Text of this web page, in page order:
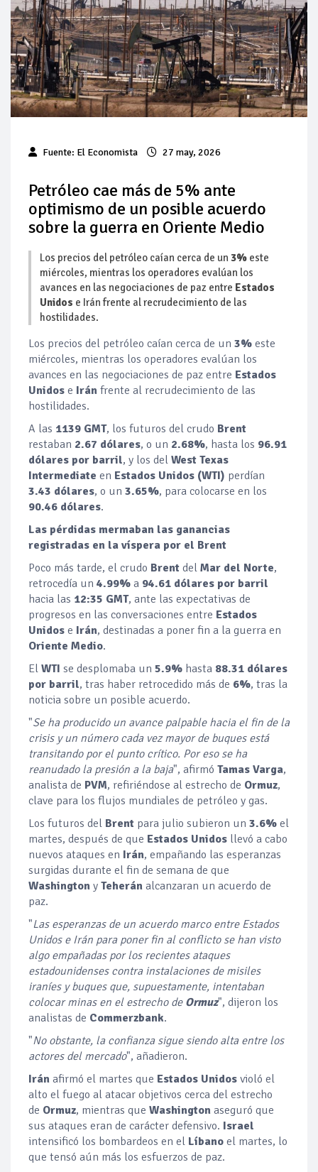
Pierde Pemex 71 millones de pesos al día por
"procesadoras" ilegales
Pacto dispara 83% ventas diésel Pemex
Incertidumbre regulatoria pone a prueba las inversiones de
las Estaciones de Servicio familiares
espera estabilización del mercado
Baja 5% más el precio internacional del crudo por posible
acuerdo de paz
Petróleo continúa su descenso en el mercado internacional
Fuente: El Economista 27 may, 2026
Petróleo cae más de 5% ante
optimismo de un posible acuerdo
sobre la guerra en Oriente Medio
Los precios del petróleo caían cerca de un 3% este
miércoles, mientras los operadores evalúan los
avances en las negociaciones de paz entre Estados
Unidos e Irán frente al recrudecimiento ‌de las
hostilidades.
Los precios del petróleo caían cerca de un 3% este
miércoles, mientras los operadores evalúan los
avances en las negociaciones de paz entre Estados
Unidos e Irán frente al recrudecimiento de las
hostilidades.
A las 1139 GMT, los futuros del crudo Brent
restaban 2.67 dólares, o un 2.68%, hasta los 96.91
dólares por barril, y los del West Texas
Intermediate en Estados Unidos (WTI) perdían
3.43 dólares, o un 3.65%, para colocarse en los
90.46 dólares.
Las pérdidas mermaban las ganancias
registradas en la víspera por el Brent
Poco más tarde, el crudo Brent del Mar del Norte,
retrocedía un 4.99% a 94.61 dólares por barril
hacia las 12:35 GMT, ante las expectativas de
progresos en las conversaciones entre Estados
Unidos e Irán, destinadas a poner fin a la guerra en
Oriente Medio.
El WTI se desplomaba un 5.9% hasta 88.31 dólares
por barril, tras haber retrocedido más de 6%, tras la
noticia sobre un posible acuerdo.
"Se ha producido un avance palpable hacia el fin de la
crisis y un número cada vez mayor de buques está
transitando por el punto crítico. Por eso se ha
reanudado la presión a la baja", afirmó Tamas Varga,
analista de PVM, refiriéndose al estrecho de Ormuz,
clave para los flujos mundiales de petróleo y gas.
Los futuros del Brent para julio subieron un 3.6% el
martes, después de que Estados Unidos llevó a cabo
nuevos ataques en Irán, empañando las esperanzas
surgidas durante el fin de semana de que
Washington y Teherán alcanzaran un acuerdo de
paz.
"Las esperanzas de un acuerdo marco entre Estados
Unidos e Irán para poner fin al conflicto se han visto
algo empañadas por los recientes ataques
estadounidenses contra instalaciones de misiles
iraníes y buques que, supuestamente, intentaban
colocar minas en el estrecho de Ormuz", dijeron los
analistas de Commerzbank.
"No obstante, la confianza sigue siendo alta entre los
actores del mercado", añadieron.
Irán afirmó el martes que Estados Unidos violó el
alto el fuego al atacar objetivos cerca del estrecho
de Ormuz, mientras que Washington aseguró que
sus ataques eran de carácter defensivo. Israel
intensificó los bombardeos en el Líbano el martes, lo
que tensó aún más los esfuerzos de paz.